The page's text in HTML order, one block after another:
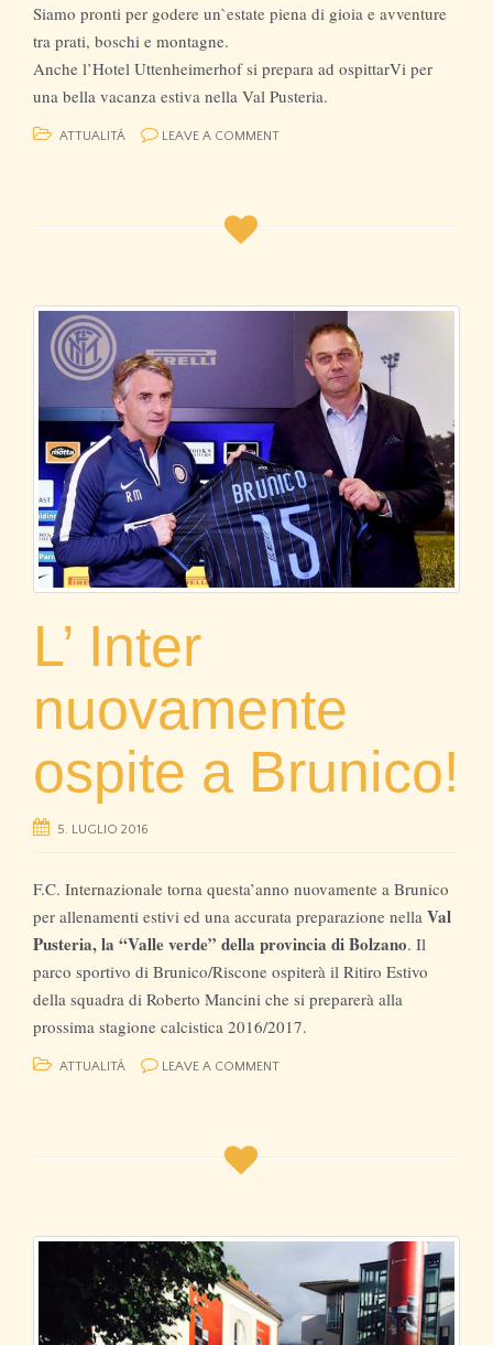
Siamo pronti per godere un`estate piena di gioia e avventure
tra prati, boschi e montagne.
Anche l’Hotel Uttenheimerhof si prepara ad ospittarVi per
una bella vacanza estiva nella Val Pusteria.
ATTUALITÁ LEAVE A COMMENT
L’ Inter
nuovamente
ospite a Brunico!
5. LUGLIO 2016
F.C. Internazionale torna questa’anno nuovamente a Brunico
per allenamenti estivi ed una accurata preparazione nella Val
Pusteria, la “Valle verde” della provincia di Bolzano. Il
parco sportivo di Brunico/Riscone ospiterà il Ritiro Estivo
della squadra di Roberto Mancini che si preparerà alla
prossima stagione calcistica 2016/2017.
ATTUALITÁ LEAVE A COMMENT